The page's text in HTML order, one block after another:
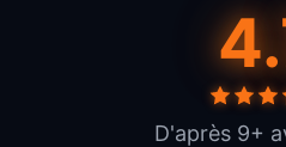
D'après 9+